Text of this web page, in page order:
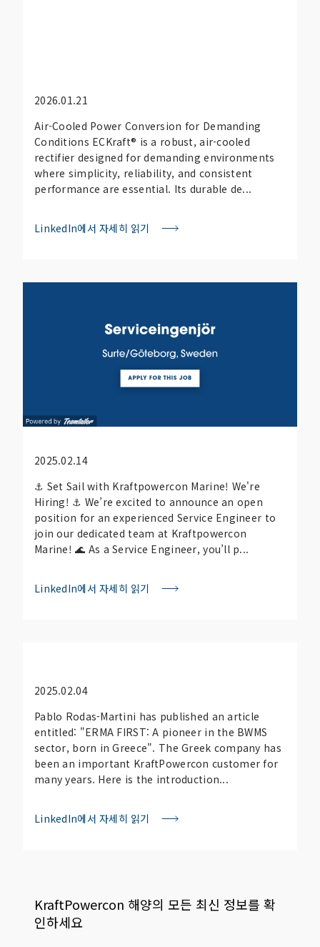
2026.01.21
Air-Cooled Power Conversion for Demanding
Conditions ECKraft® is a robust, air-cooled
rectifier designed for demanding environments
where simplicity, reliability, and consistent
performance are essential. Its durable de...
LinkedIn에서 자세히 읽기
2025.02.14
⚓ Set Sail with Kraftpowercon Marine! We're
Hiring! ⚓ We’re excited to announce an open
position for an experienced Service Engineer to
join our dedicated team at Kraftpowercon
Marine! 🌊 As a Service Engineer, you’ll p...
LinkedIn에서 자세히 읽기
2025.02.04
Pablo Rodas-Martini has published an article
entitled: "ERMA FIRST: A pioneer in the BWMS
sector, born in Greece". The Greek company has
been an important KraftPowercon customer for
many years. Here is the introduction...
LinkedIn에서 자세히 읽기
KraftPowercon 해양의 모든 최신 정보를 확
인하세요